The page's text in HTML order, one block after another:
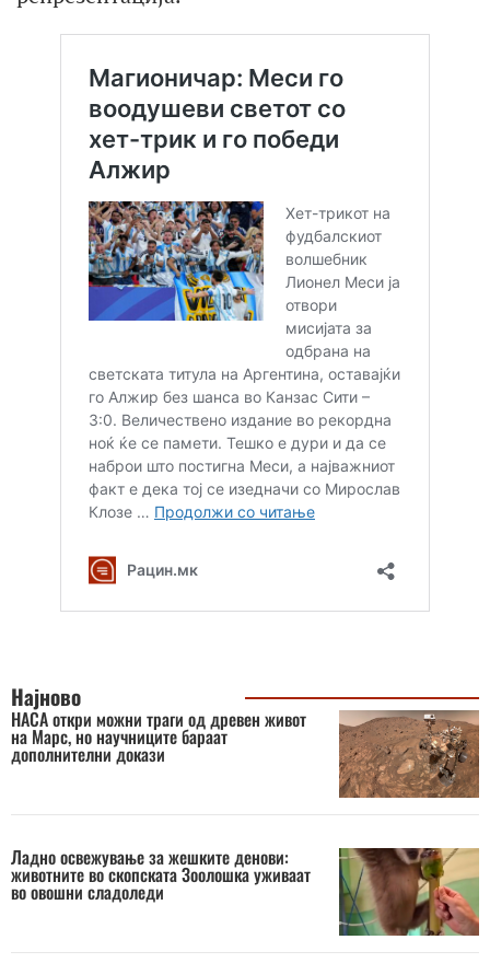
Најново
НАСА откри можни траги од древен живот
на Марс, но научниците бараат
дополнителни докази
Ладно освежување за жешките денови:
животните во скопската Зоолошка уживаат
во овошни сладоледи